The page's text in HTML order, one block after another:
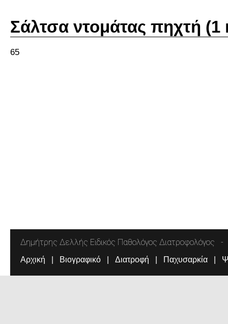
Σάλτσα ντομάτας πηχτή
65
Δημήτρης Δελλής Ειδικός Παθολόγος Διατροφολόγος
Αρχική Βιογραφικό Διατροφή Παχυσαρκία